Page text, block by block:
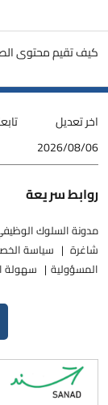
كيف تقيم محتوى
اخر تعديل
2026/08/06
روابط سريعة
مدونة السلوك
شاغرة
سياسة
المسؤولية
سهولة